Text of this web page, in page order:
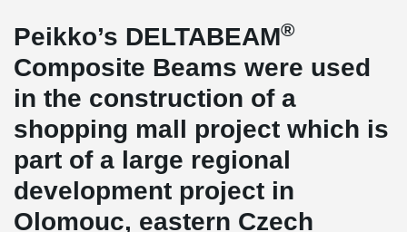
Peikko’s DELTABEAM®
Composite Beams were used
in the construction of a
shopping mall project which is
part of a large regional
development project in
Olomouc, eastern Czech